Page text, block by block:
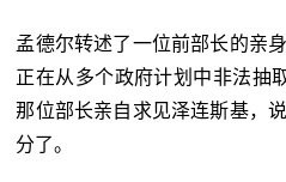
孟德尔转述了一位前部长的亲
正在从多个政府计划中非法抽
那位部长亲自求见泽连斯基，
分了。